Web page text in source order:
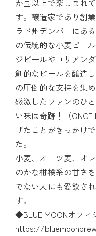
か国以上で楽しまれ
す。醸造家であり創
ラド州デンバーにあ
の伝統的な小麦ビー
ジピールやコリアン
創的なビールを醸造
の圧倒的な支持を集
感激したファンのひ
い味は奇跡！（ONCE
げたことがきっかけ
た。
小麦、オーツ麦、オ
のかな柑橘系の甘さ
でない人にも愛飲さ
す。
◆BLUE MOONオフ
https://